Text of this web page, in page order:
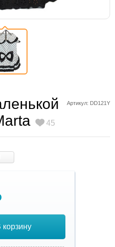
Артикул: DD121Y
45
корзину